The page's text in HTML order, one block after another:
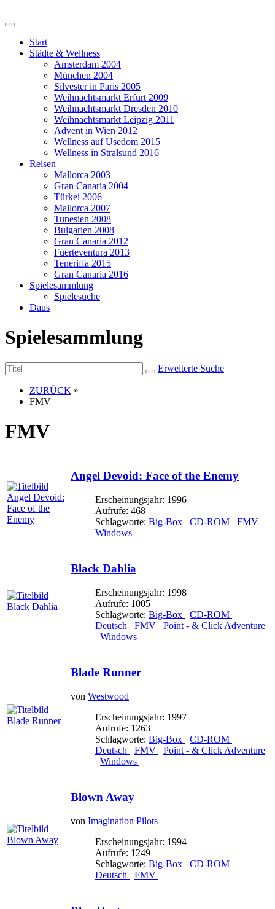
Start
Städte & Wellness
Amsterdam 2004
München 2004
Silvester in Paris 2005
Weihnachtsmarkt Erfurt 2009
Weihnachtsmarkt Dresden 2010
Weihnachtsmarkt Leipzig 2011
Advent in Wien 2012
Wellness auf Usedom 2015
Wellness in Stralsund 2016
Reisen
Mallorca 2003
Gran Canaria 2004
Türkei 2006
Mallorca 2007
Tunesien 2008
Bulgarien 2008
Gran Canaria 2012
Fuerteventura 2013
Teneriffa 2015
Gran Canaria 2016
Spielesammlung
Spielesuche
Daus
Spielesammlung
Erweiterte Suche
ZURÜCK »
FMV
FMV
Angel Devoid: Face of the Enemy
Erscheinungsjahr: 1996
Aufrufe: 468
Schlagworte: Big-Box CD-ROM
FMV
Windows
Black Dahlia
Erscheinungsjahr: 1998
Aufrufe: 1005
Schlagworte: Big-Box
CD-ROM
Deutsch
FMV
Point - & Click Adventure
Windows
Blade Runner
von Westwood
Erscheinungsjahr: 1997
Aufrufe: 1263
Schlagworte: Big-Box
CD-ROM
Deutsch
FMV
Point - & Click Adventure
Windows
Blown Away
von Imagination Pilots
Erscheinungsjahr: 1994
Aufrufe: 1249
Schlagworte: Big-Box
CD-ROM
Deutsch
FMV